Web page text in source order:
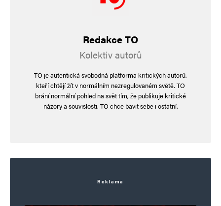
Redakce TO
Kolektiv autorů
TO je autentická svobodná platforma kritických autorů,
kteří chtějí žít v normálním nezregulovaném světě. TO
brání normální pohled na svět tím, že publikuje kritické
názory a souvislosti. TO chce bavit sebe i ostatní.
Reklama